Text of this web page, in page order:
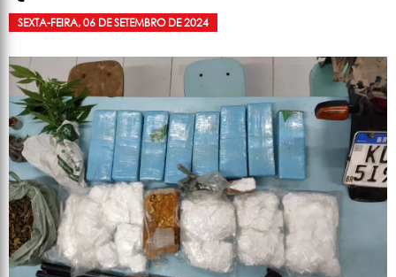
SEXTA-FEIRA, 06 DE SETEMBRO DE 2024